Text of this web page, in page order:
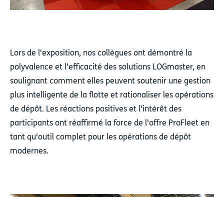
Lors de l'exposition, nos collègues ont démontré la
polyvalence et l'efficacité des solutions LOGmaster, en
soulignant comment elles peuvent soutenir une gestion
plus intelligente de la flotte et rationaliser les opérations
de dépôt. Les réactions positives et l'intérêt des
participants ont réaffirmé la force de l'offre ProFleet en
tant qu'outil complet pour les opérations de dépôt
modernes.